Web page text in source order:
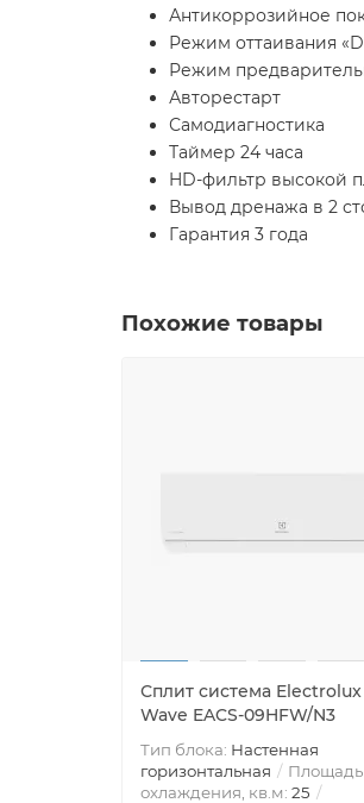
Антикоррозийное
Режим оттаивания
Режим
Авторестарт
Самодиагностика
Таймер 24 часа
HD-фильтр высокой
Вывод дренажа в 2
Гарантия 3 года
Похожие товары
Сплит система
Wave EACS-09HFW/N3
Тип блока: Настенная
горизонтальная
Площадь
охлаждения, кв.м: 25